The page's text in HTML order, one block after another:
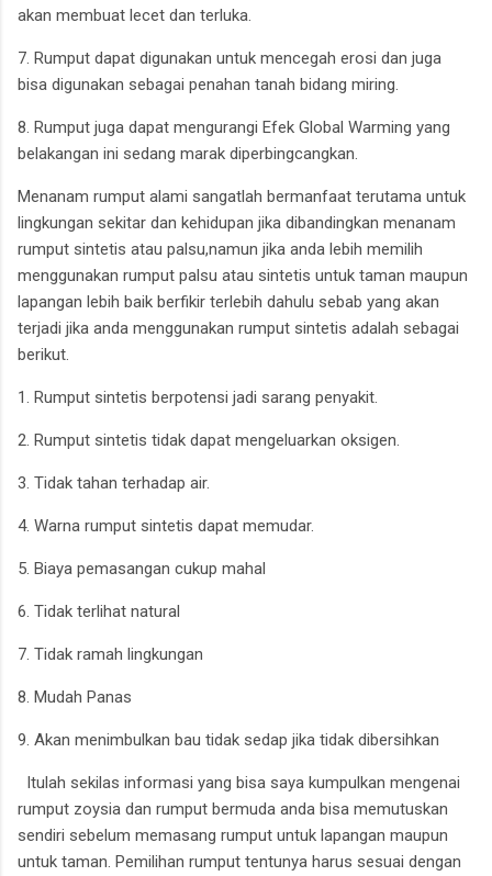
akan membuat lecet dan terluka.
7. Rumput dapat digunakan untuk mencegah erosi dan juga
bisa digunakan sebagai penahan tanah bidang miring.
8. Rumput juga dapat mengurangi Efek Global Warming yang
belakangan ini sedang marak diperbingcangkan.
Menanam rumput alami sangatlah bermanfaat terutama untuk
lingkungan sekitar dan kehidupan jika dibandingkan menanam
rumput sintetis atau palsu,namun jika anda lebih memilih
menggunakan rumput palsu atau sintetis untuk taman maupun
lapangan lebih baik berfikir terlebih dahulu sebab yang akan
terjadi jika anda menggunakan rumput sintetis adalah sebagai
berikut.
1. Rumput sintetis berpotensi jadi sarang penyakit.
2. Rumput sintetis tidak dapat mengeluarkan oksigen.
3. Tidak tahan terhadap air.
4. Warna rumput sintetis dapat memudar.
5. Biaya pemasangan cukup mahal
6. Tidak terlihat natural
7. Tidak ramah lingkungan
8. Mudah Panas
9. Akan menimbulkan bau tidak sedap jika tidak dibersihkan
Itulah sekilas informasi yang bisa saya kumpulkan mengenai
rumput zoysia dan rumput bermuda anda bisa memutuskan
sendiri sebelum memasang rumput untuk lapangan maupun
untuk taman. Pemilihan rumput tentunya harus sesuai dengan